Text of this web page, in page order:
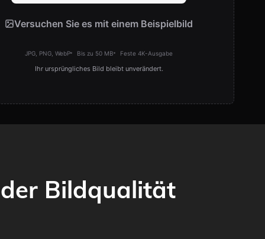
Versuchen Sie es mit einem Beispielbild
JPG, PNG, WebP Bis zu 50 MB Feste 4K-Ausgabe
Ihr ursprüngliches Bild bleibt unverändert.
Bildqualität